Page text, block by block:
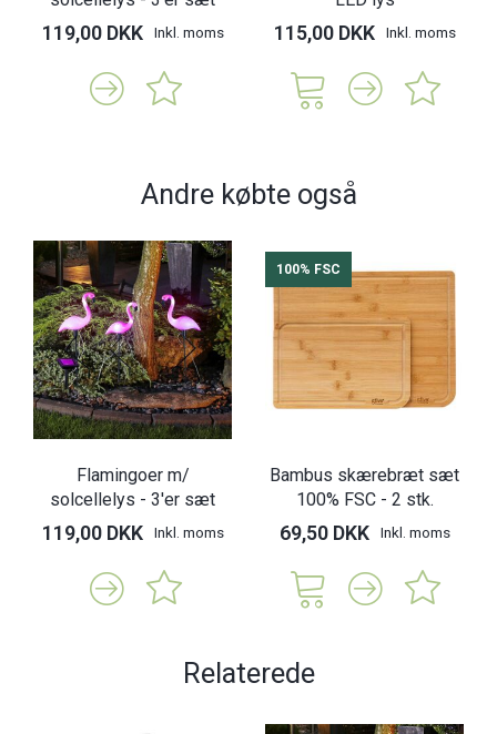
119,00 DKK Inkl. moms 115,00 DKK Inkl. moms
Andre købte også
Flamingoer m/
solcellelys - 3'er sæt
119,00 DKK Inkl. moms
100% FSC
Bambus skærebræt sæt
100% FSC - 2 stk.
69,50 DKK Inkl. moms
Relaterede